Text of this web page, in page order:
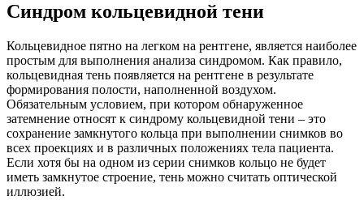
Синдром кольцевидной тени
Кольцевидное пятно на легком на рентгене, является наиболее
простым для выполнения анализа синдромом. Как правило,
кольцевидная тень появляется на рентгене в результате
формирования полости, наполненной воздухом.
Обязательным условием, при котором обнаруженное
затемнение относят к синдрому кольцевидной тени – это
сохранение замкнутого кольца при выполнении снимков во
всех проекциях и в различных положениях тела пациента.
Если хотя бы на одном из серии снимков кольцо не будет
иметь замкнутое строение, тень можно считать оптической
иллюзией.